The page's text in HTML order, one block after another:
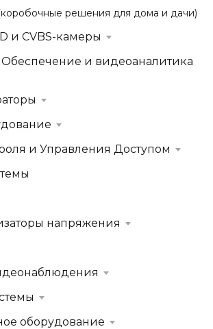
решения для дома и дачи)
и CVBS-камеры
и видеоаналитика
и Управления Доступом
напряжения
оборудование